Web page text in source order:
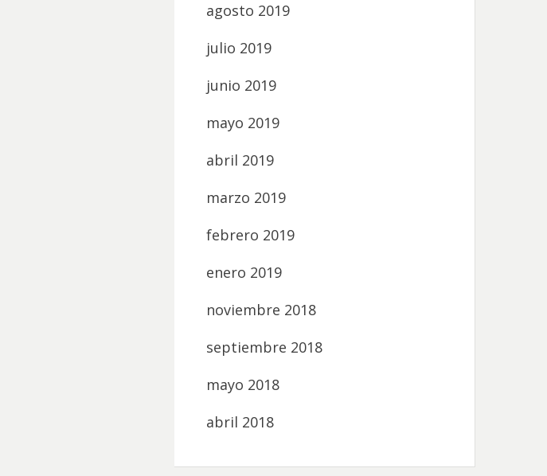
agosto 2019
julio 2019
junio 2019
mayo 2019
abril 2019
marzo 2019
febrero 2019
enero 2019
noviembre 2018
septiembre 2018
mayo 2018
abril 2018